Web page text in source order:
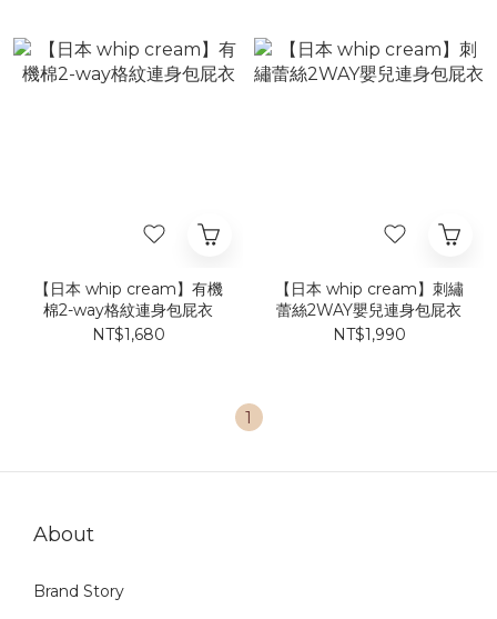
【日本 whip cream】有機
棉2-way格紋連身包屁衣
NT$1,680
【日本 whip cream】刺繡
蕾絲2WAY嬰兒連身包屁衣
NT$1,990
1
About
Brand Story